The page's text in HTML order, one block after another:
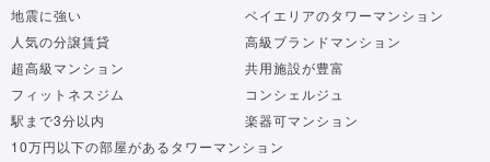
地震に強い
ベイエリアのタワーマンション
人気の分譲賃貸
高級ブランドマンション
超高級マンション
共用施設が豊富
フィットネスジム
コンシェルジュ
駅まで3分以内
楽器可マンション
10万円以下の部屋があるタワーマンション